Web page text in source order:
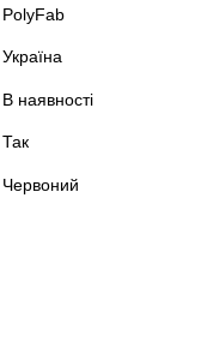
PolyFab
Україна
В наявності
Так
Червоний